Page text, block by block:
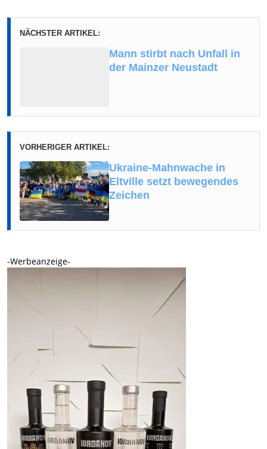
NÄCHSTER ARTIKEL:
Mann stirbt nach Unfall in
der Mainzer Neustadt
VORHERIGER ARTIKEL:
Ukraine-Mahnwache in
Eltville setzt bewegendes
Zeichen
-Werbeanzeige-